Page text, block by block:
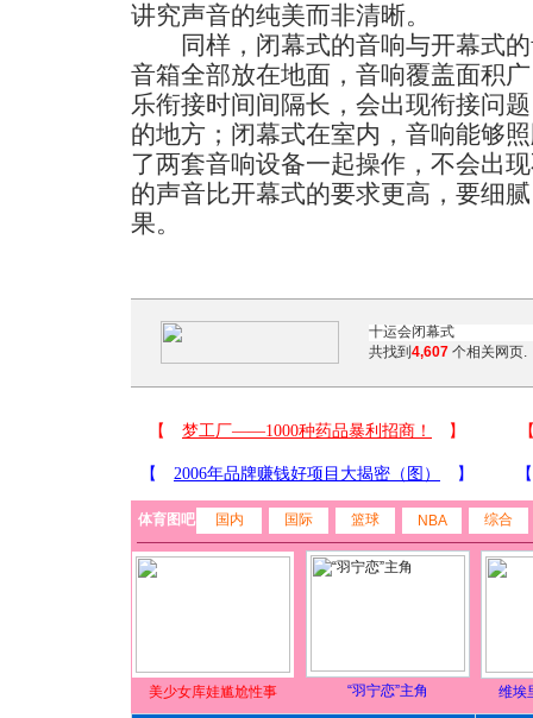
讲究声音的纯美而非清晰。
同样，闭幕式的音响与开幕式的
音箱全部放在地面，音响覆盖面积
乐衔接时间间隔长，会出现衔接问
的地方；闭幕式在室内，音响能够
了两套音响设备一起操作，不会出
的声音比开幕式的要求更高，要细
果。
共找到 4,607 个相关网页.
体育图吧 国内 国际 篮球 NBA 综合
美少女库娃尴尬性事 “羽宁恋”主角 维埃